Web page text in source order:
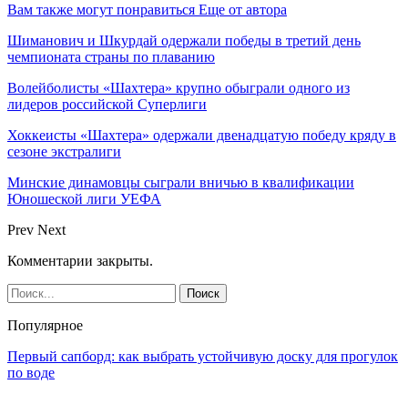
Вам также могут понравиться Еще от автора
Шиманович и Шкурдай одержали победы в третий день
чемпионата страны по плаванию
Волейболисты «Шахтера» крупно обыграли одного из
лидеров российской Суперлиги
Хоккеисты «Шахтера» одержали двенадцатую победу кряду в
сезоне экстралиги
Минские динамовцы сыграли вничью в квалификации
Юношеской лиги УЕФА
Prev Next
Комментарии закрыты.
Популярное
Первый сапборд: как выбрать устойчивую доску для прогулок
по воде